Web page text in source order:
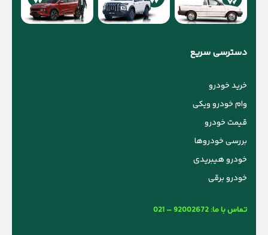
دسترسی سریع
خرید خودرو
وام خودرو ویکی
قیمت خودرو
بررسی خودروها
خودرو هیبریدی
خودرو برقی
تماس با ما: 021 – 92002672